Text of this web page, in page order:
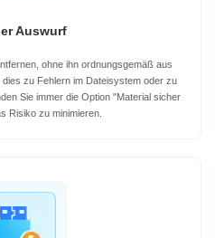
Auswurf
ohne ihn ordnungsgemäß aus
zu Fehlern im Dateisystem oder zu
Sie immer die Option "Material sicher
Risiko zu minimieren.